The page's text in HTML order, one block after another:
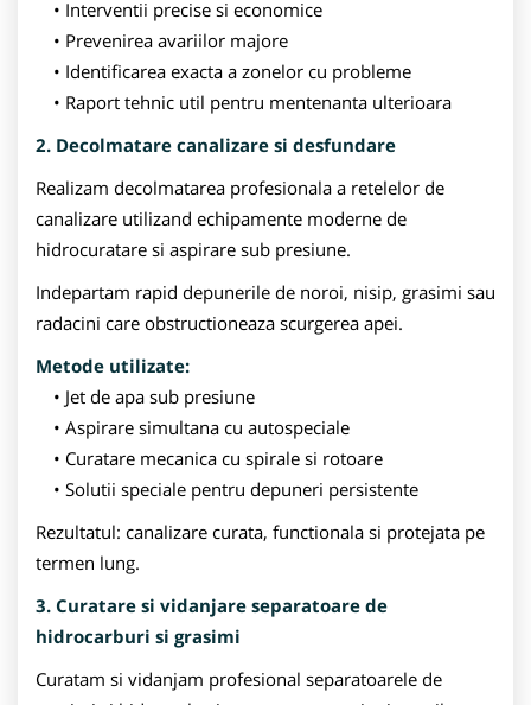
Interventii precise si economice
Prevenirea avariilor majore
Identificarea exacta a zonelor cu probleme
Raport tehnic util pentru mentenanta ulterioara
2. Decolmatare canalizare si desfundare
Realizam decolmatarea profesionala a retelelor de
canalizare utilizand echipamente moderne de
hidrocuratare si aspirare sub presiune.
Indepartam rapid depunerile de noroi, nisip, grasimi sau
radacini care obstructioneaza scurgerea apei.
Metode utilizate:
Jet de apa sub presiune
Aspirare simultana cu autospeciale
Curatare mecanica cu spirale si rotoare
Solutii speciale pentru depuneri persistente
Rezultatul: canalizare curata, functionala si protejata pe
termen lung.
3. Curatare si vidanjare separatoare de
hidrocarburi si grasimi
Curatam si vidanjam profesional separatoarele de